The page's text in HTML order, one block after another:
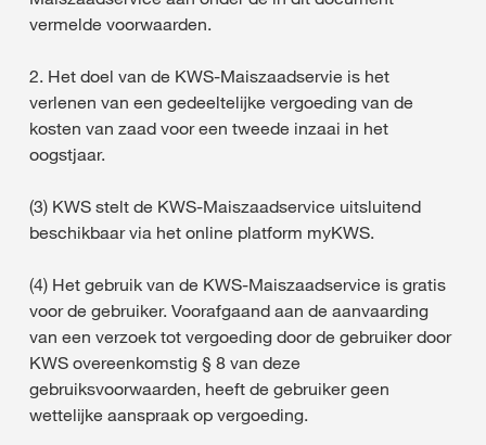
vermelde voorwaarden.
2. Het doel van de KWS-Maiszaadservie is het
verlenen van een gedeeltelijke vergoeding van de
kosten van zaad voor een tweede inzaai in het
oogstjaar.
(3) KWS stelt de KWS-Maiszaadservice uitsluitend
beschikbaar via het online platform myKWS.
(4) Het gebruik van de KWS-Maiszaadservice is gratis
voor de gebruiker. Voorafgaand aan de aanvaarding
van een verzoek tot vergoeding door de gebruiker door
KWS overeenkomstig § 8 van deze
gebruiksvoorwaarden, heeft de gebruiker geen
wettelijke aanspraak op vergoeding.